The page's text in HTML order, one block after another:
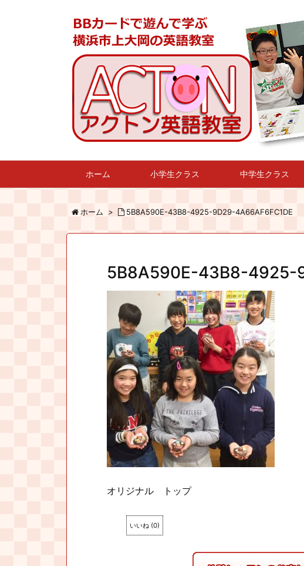
ホーム 小学生クラス 中学生クラス
ホーム > 5B8A590E-43B8-4925-9D29-4A66AF6FC1DE
5B8A590E-43B8-4925-
オリジナル トップ
いいね (0)